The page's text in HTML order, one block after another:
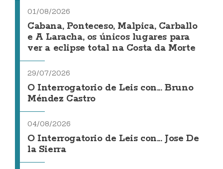
01/08/2026
Cabana, Ponteceso, Malpica, Carballo
e A Laracha, os únicos lugares para
ver a eclipse total na Costa da Morte
29/07/2026
O Interrogatorio de Leis con... Bruno
Méndez Castro
04/08/2026
O Interrogatorio de Leis con... Jose De
la Sierra